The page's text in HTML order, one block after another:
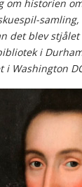
om historien
det blev
i
i Washington